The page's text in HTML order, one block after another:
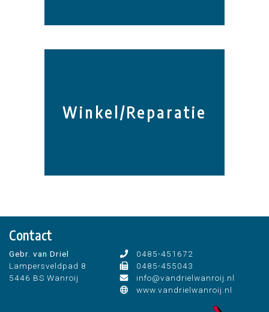
Winkel/Reparatie
Contact
Gebr. van Driel
Lampersveldpad 8
5446 BS Wanroij
0485-451672
0485-455043
info@vandrielwanroij.nl
www.vandrielwanroij.nl